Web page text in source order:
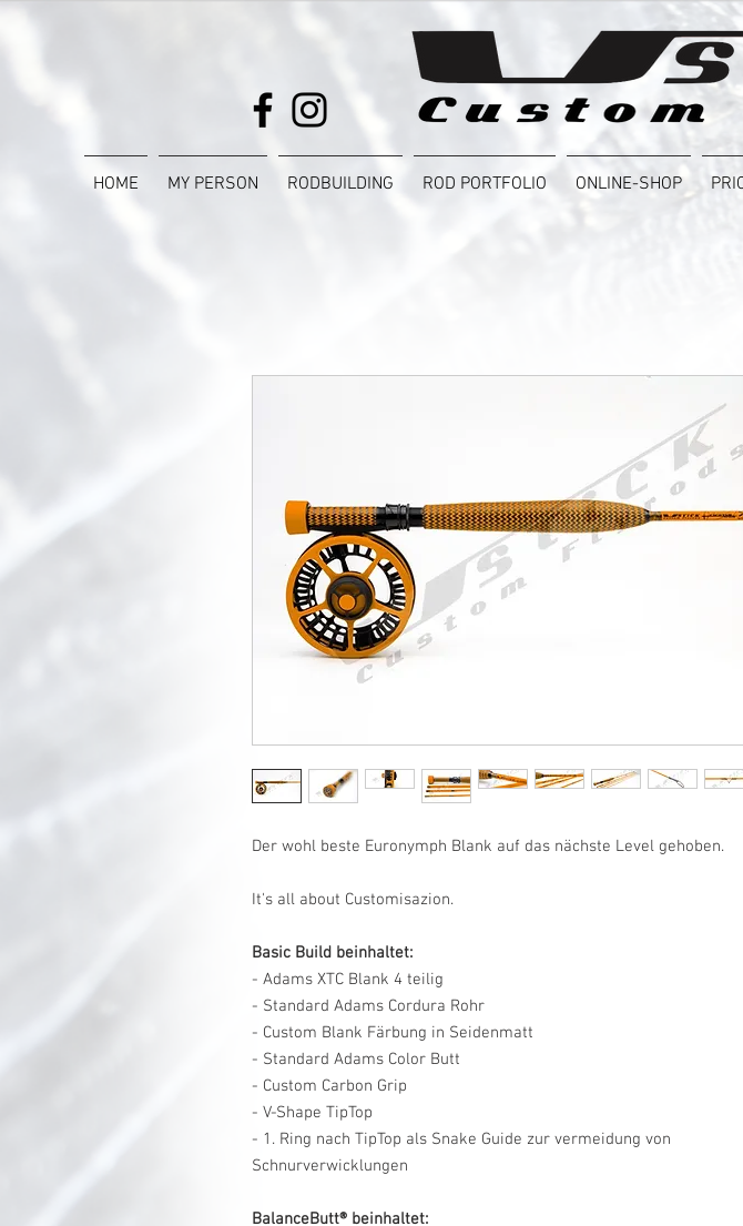
HOME MY PERSON RODBUILDING ROD PORTFOLIO ONLINE-SHOP
Der wohl beste Euronymph Blank auf das nächste Level gehoben.
It's all about Customisazion.
Basic Build beinhaltet:
- Adams XTC Blank 4 teilig
- Standard Adams Cordura Rohr
- Custom Blank Färbung in Seidenmatt
- Standard Adams Color Butt
- Custom Carbon Grip
- V-Shape TipTop
- 1. Ring nach TipTop als Snake Guide zur vermeidung von
Schnurverwicklungen
BalanceButt® beinhaltet: